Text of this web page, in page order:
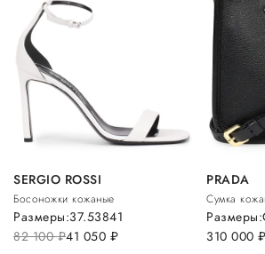
SERGIO ROSSI
Босоножки кожаные
82 100руб.41 050 руб.
Размеры:37.53841
PRADA
Сумка
310 000руб.
Размеры: